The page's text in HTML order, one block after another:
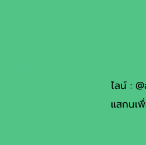
ไลน์ :
แสกนเ